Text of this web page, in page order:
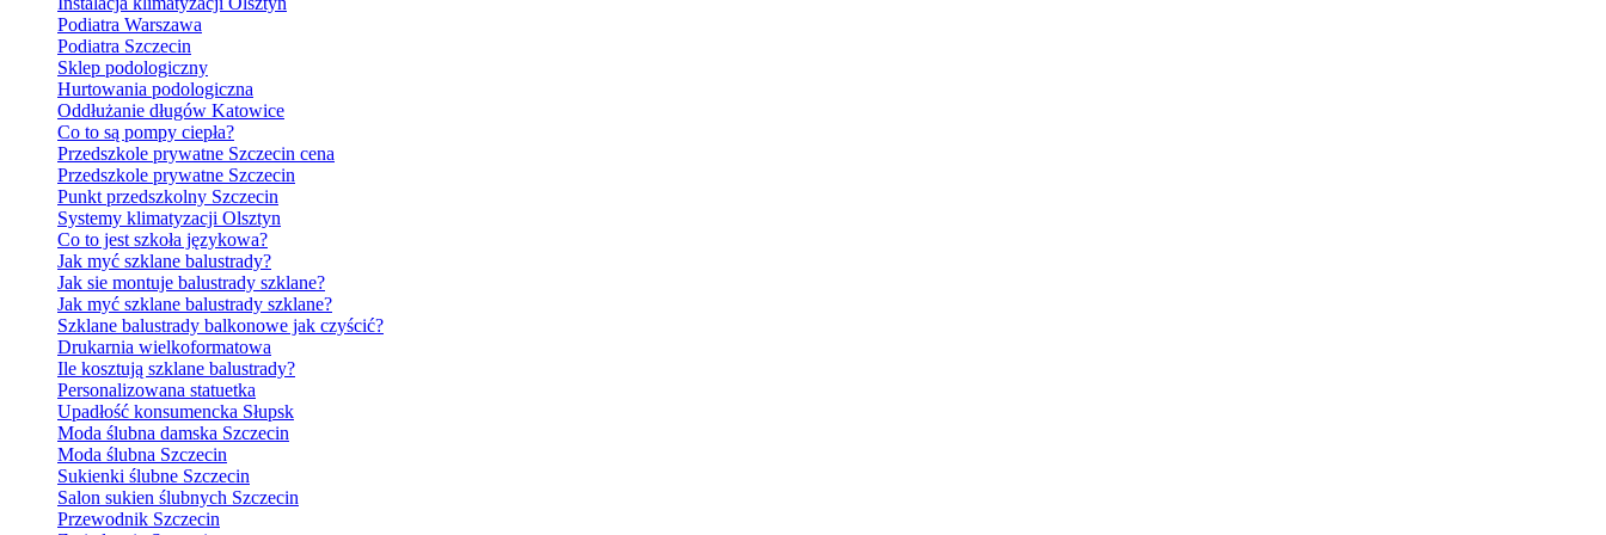
Podiatra Warszawa
Podiatra Szczecin
Sklep podologiczny
Hurtowania podologiczna
Oddłużanie długów Katowice
Co to są pompy ciepła?
Przedszkole prywatne Szczecin cena
Przedszkole prywatne Szczecin
Punkt przedszkolny Szczecin
Systemy klimatyzacji Olsztyn
Co to jest szkoła językowa?
Jak myć szklane balustrady?
Jak sie montuje balustrady szklane?
Jak myć szklane balustrady szklane?
Szklane balustrady balkonowe jak czyścić?
Drukarnia wielkoformatowa
Ile kosztują szklane balustrady?
Personalizowana statuetka
Upadłość konsumencka Słupsk
Moda ślubna damska Szczecin
Moda ślubna Szczecin
Sukienki ślubne Szczecin
Salon sukien ślubnych Szczecin
Przewodnik Szczecin